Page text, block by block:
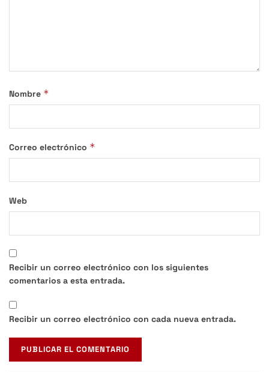
Nombre *
Correo electrónico *
Web
Recibir un correo electrónico con los siguientes
comentarios a esta entrada.
Recibir un correo electrónico con cada nueva entrada.